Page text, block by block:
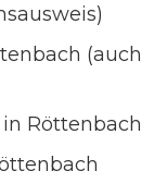
(auch
in Röttenbach